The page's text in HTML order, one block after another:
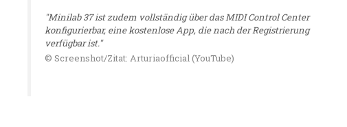
"Minilab 37 ist zudem vollständig über das MIDI Control Center
konfigurierbar, eine kostenlose App, die nach der Registrierung
verfügbar ist."
© Screenshot/Zitat: Arturiaofficial (YouTube)